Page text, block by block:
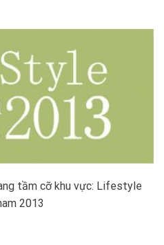
tầm cỡ khu vực: Lifestyle
2013